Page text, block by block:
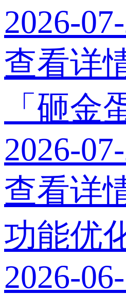
2026-
查看详
「砸金
2026-
查看详
功能优
2026-